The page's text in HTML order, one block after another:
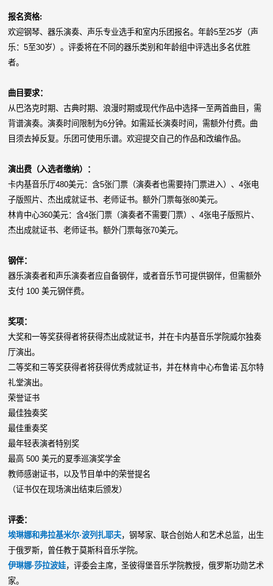
报名资格:
欢迎钢琴、器乐演奏、声乐专业选手和室内乐团报名。年龄5至25岁（声
乐：5至30岁）。评委将在不同的器乐类别和年龄组中评选出多名优胜
者。
曲目要求：
从巴洛克时期、古典时期、浪漫时期或现代作品中选择一至两首曲目，需
背谱演奏。演奏时间限制为6分钟。如需延长演奏时间，需额外付费。曲
目须去掉反复。乐团可使用乐谱。欢迎提交自己的作品和改编作品。
演出费（入选者缴纳）：
卡内基音乐厅480美元：含5张门票（演奏者也需要持门票进入）、4张电
子版照片、杰出成就证书、老师证书。额外门票每张80美元。
林肯中心360美元：含4张门票（演奏者不需要门票）、4张电子版照片、
杰出成就证书、老师证书。额外门票每张70美元。
钢伴：
器乐演奏者和声乐演奏者应自备钢伴，或者音乐节可提供钢伴，但需额外
支付 100 美元钢伴费。
奖项：
大奖和一等奖获得者将获得杰出成就证书，并在卡内基音乐学院威尔独奏
厅演出。
二等奖和三等奖获得者将获得优秀成就证书，并在林肯中心布鲁诺·瓦尔特
礼堂演出。
荣誉证书
最佳独奏奖
最佳重奏奖
最年轻表演者特别奖
最高 500 美元的夏季巡演奖学金
教师感谢证书，以及节目单中的荣誉提名
（证书仅在现场演出结束后颁发）
评委：
埃琳娜和弗拉基米尔·波列扎耶夫，钢琴家、联合创始人和艺术总监，出生
于俄罗斯，曾任教于莫斯科音乐学院。
伊琳娜·莎拉波娃，评委会主席，圣彼得堡音乐学院教授，俄罗斯功勋艺术
家。